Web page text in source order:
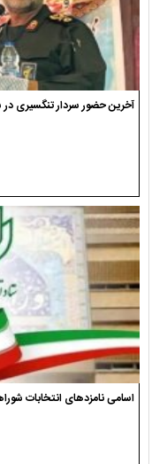
آخرین حضور سردار تنگسیری
اسامی نامزدهای انتخابات